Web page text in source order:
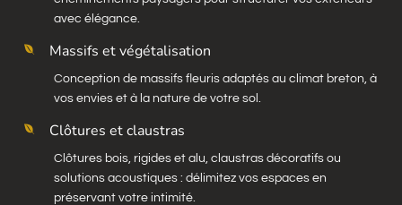
avec élégance.
Massifs et végétalisation
Conception de massifs fleuris adaptés au climat breton, à
vos envies et à la nature de votre sol.
Clôtures et claustras
Clôtures bois, rigides et alu, claustras décoratifs ou
solutions acoustiques : délimitez vos espaces en
préservant votre intimité.